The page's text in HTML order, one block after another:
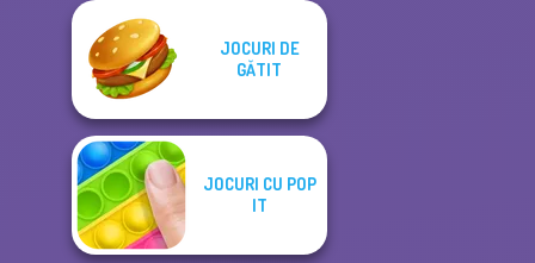
JOCURI DE
GĂTIT
JOCURI CU POP
IT